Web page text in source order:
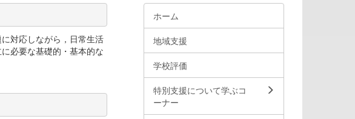
対応しながら，日常生活
必要な基礎的・基本的な
ホーム
地域支援
学校評価
特別支援について学ぶコ
ーナー